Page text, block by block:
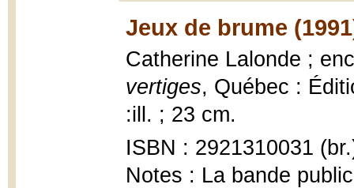
Jeux de brume
Catherine Lalonde ;
vertiges, Québec :
:ill. ; 23 cm.
ISBN : 2921310031
Notes : La bande